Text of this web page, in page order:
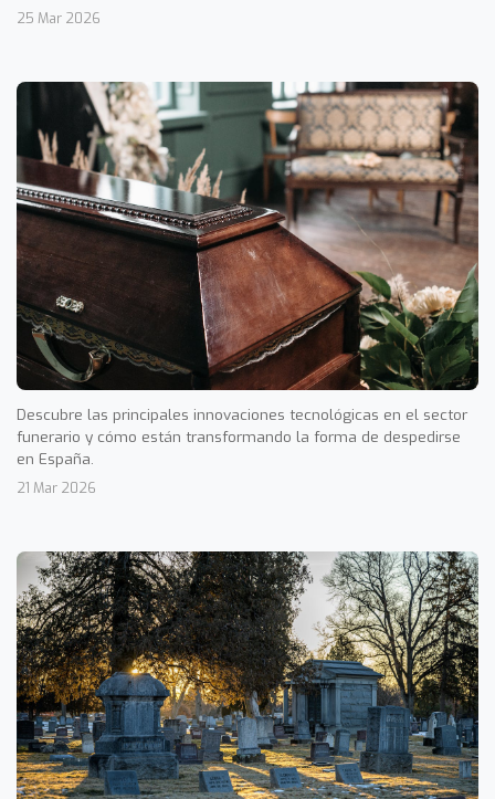
25 Mar 2026
Descubre las principales innovaciones tecnológicas en el sector
funerario y cómo están transformando la forma de despedirse
en España.
21 Mar 2026